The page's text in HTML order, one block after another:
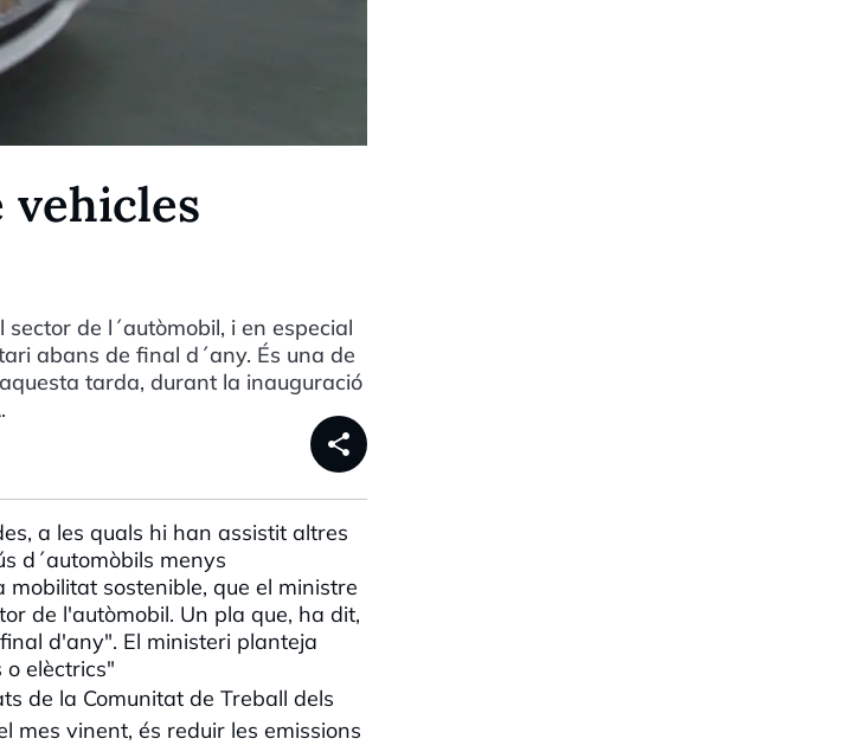
vehicles
de l´autòmobil, i en especial
abans de final d´any. És una de
tarda, durant la inauguració
share
a les quals hi han assistit altres
d´automòbils menys
sostenible, que el ministre
de l'autòmobil. Un pla que, ha dit,
d'any". El ministeri planteja
elèctrics"
de la Comunitat de Treball dels
vinent, és reduir les emissions